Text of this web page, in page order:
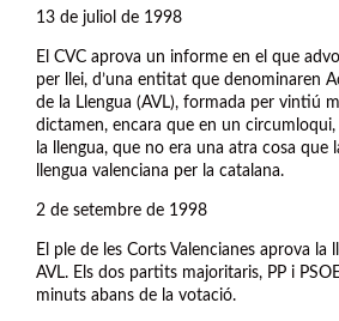
13 de juliol de 1998
El CVC aprova un informe en el que
per llei, d’una entitat que denominaren
de la Llengua (AVL), formada per vintiú
dictamen, encara que en un circumloqui,
la llengua, que no era una atra cosa que
llengua valenciana per la catalana.
2 de setembre de 1998
El ple de les Corts Valencianes aprova la
AVL. Els dos partits majoritaris, PP i
minuts abans de la votació.